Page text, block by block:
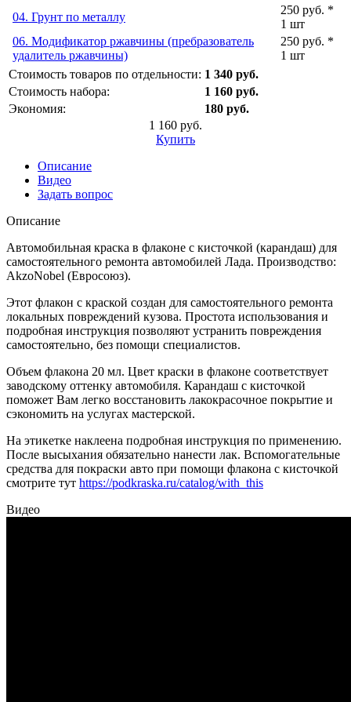
04. Грунт по металлу
250 руб. *
1 шт
06. Модификатор ржавчины (пребразователь
удалитель ржавчины)
250 руб. *
1 шт
Стоимость товаров по отдельности: 1 340 руб.
Стоимость набора:
1 160 руб.
Экономия:
180 руб.
1 160 руб.
Купить
Описание
Видео
Задать вопрос
Описание
Автомобильная краска в флаконе с кисточкой (карандаш) для
самостоятельного ремонта автомобилей Лада. Производство:
AkzoNobel (Евросоюз).
Этот флакон с краской создан для самостоятельного ремонта
локальных повреждений кузова. Простота использования и
подробная инструкция позволяют устранить повреждения
самостоятельно, без помощи специалистов.
Объем флакона 20 мл. Цвет краски в флаконе соответствует
заводскому оттенку автомобиля. Карандаш с кисточкой
поможет Вам легко восстановить лакокрасочное покрытие и
сэкономить на услугах мастерской.
На этикетке наклеена подробная инструкция по применению.
После высыхания обязательно нанести лак. Вспомогательные
средства для покраски авто при помощи флакона с кисточкой
смотрите тут https://podkraska.ru/catalog/with_this
Видео